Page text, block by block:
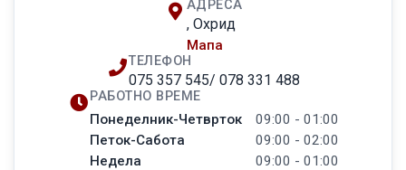
АДРЕСА
, Охрид
Мапа
ТЕЛЕФОН
075 357 545/ 078 331 488
РАБОТНО ВРЕМЕ
Понеделник-Четврток
09:00 - 01:00
Петок-Сабота
09:00 - 02:00
Недела
09:00 - 01:00